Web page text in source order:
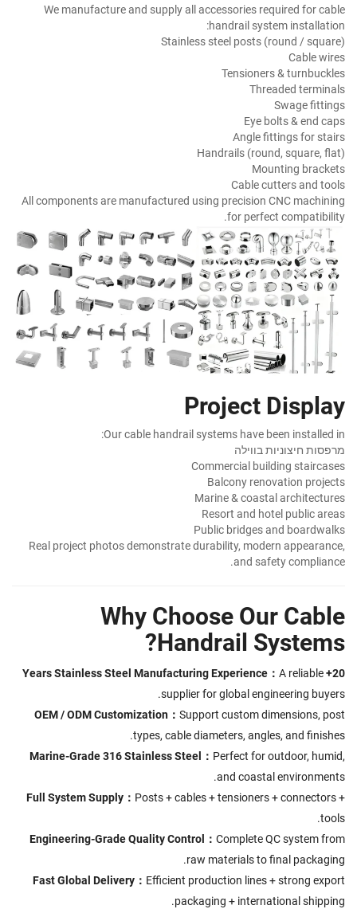
We manufacture and supply all accessories required for cable
handrail system installation:
Stainless steel posts (round / square)
Cable wires
Tensioners & turnbuckles
Threaded terminals
Swage fittings
Eye bolts & end caps
Angle fittings for stairs
Handrails (round, square, flat)
Mounting brackets
Cable cutters and tools
All components are manufactured using precision CNC machining
for perfect compatibility.
Project Display
Our cable handrail systems have been installed in:
מרפסות חיצוניות בווילה
Commercial building staircases
Balcony renovation projects
Marine & coastal architectures
Resort and hotel public areas
Public bridges and boardwalks
Real project photos demonstrate durability, modern appearance,
and safety compliance.
Why Choose Our Cable
Handrail Systems?
20+ Years Stainless Steel Manufacturing Experience：
A reliable
supplier for global engineering buyers.
OEM / ODM Customization： Support custom dimensions, post
types, cable diameters, angles, and finishes.
Marine-Grade 316 Stainless Steel： Perfect for outdoor, humid,
and coastal environments.
Full System Supply： Posts + cables + tensioners + connectors +
tools.
Engineering-Grade Quality Control： Complete QC system from
raw materials to final packaging.
Fast Global Delivery： Efficient production lines + strong export
packaging + international shipping.